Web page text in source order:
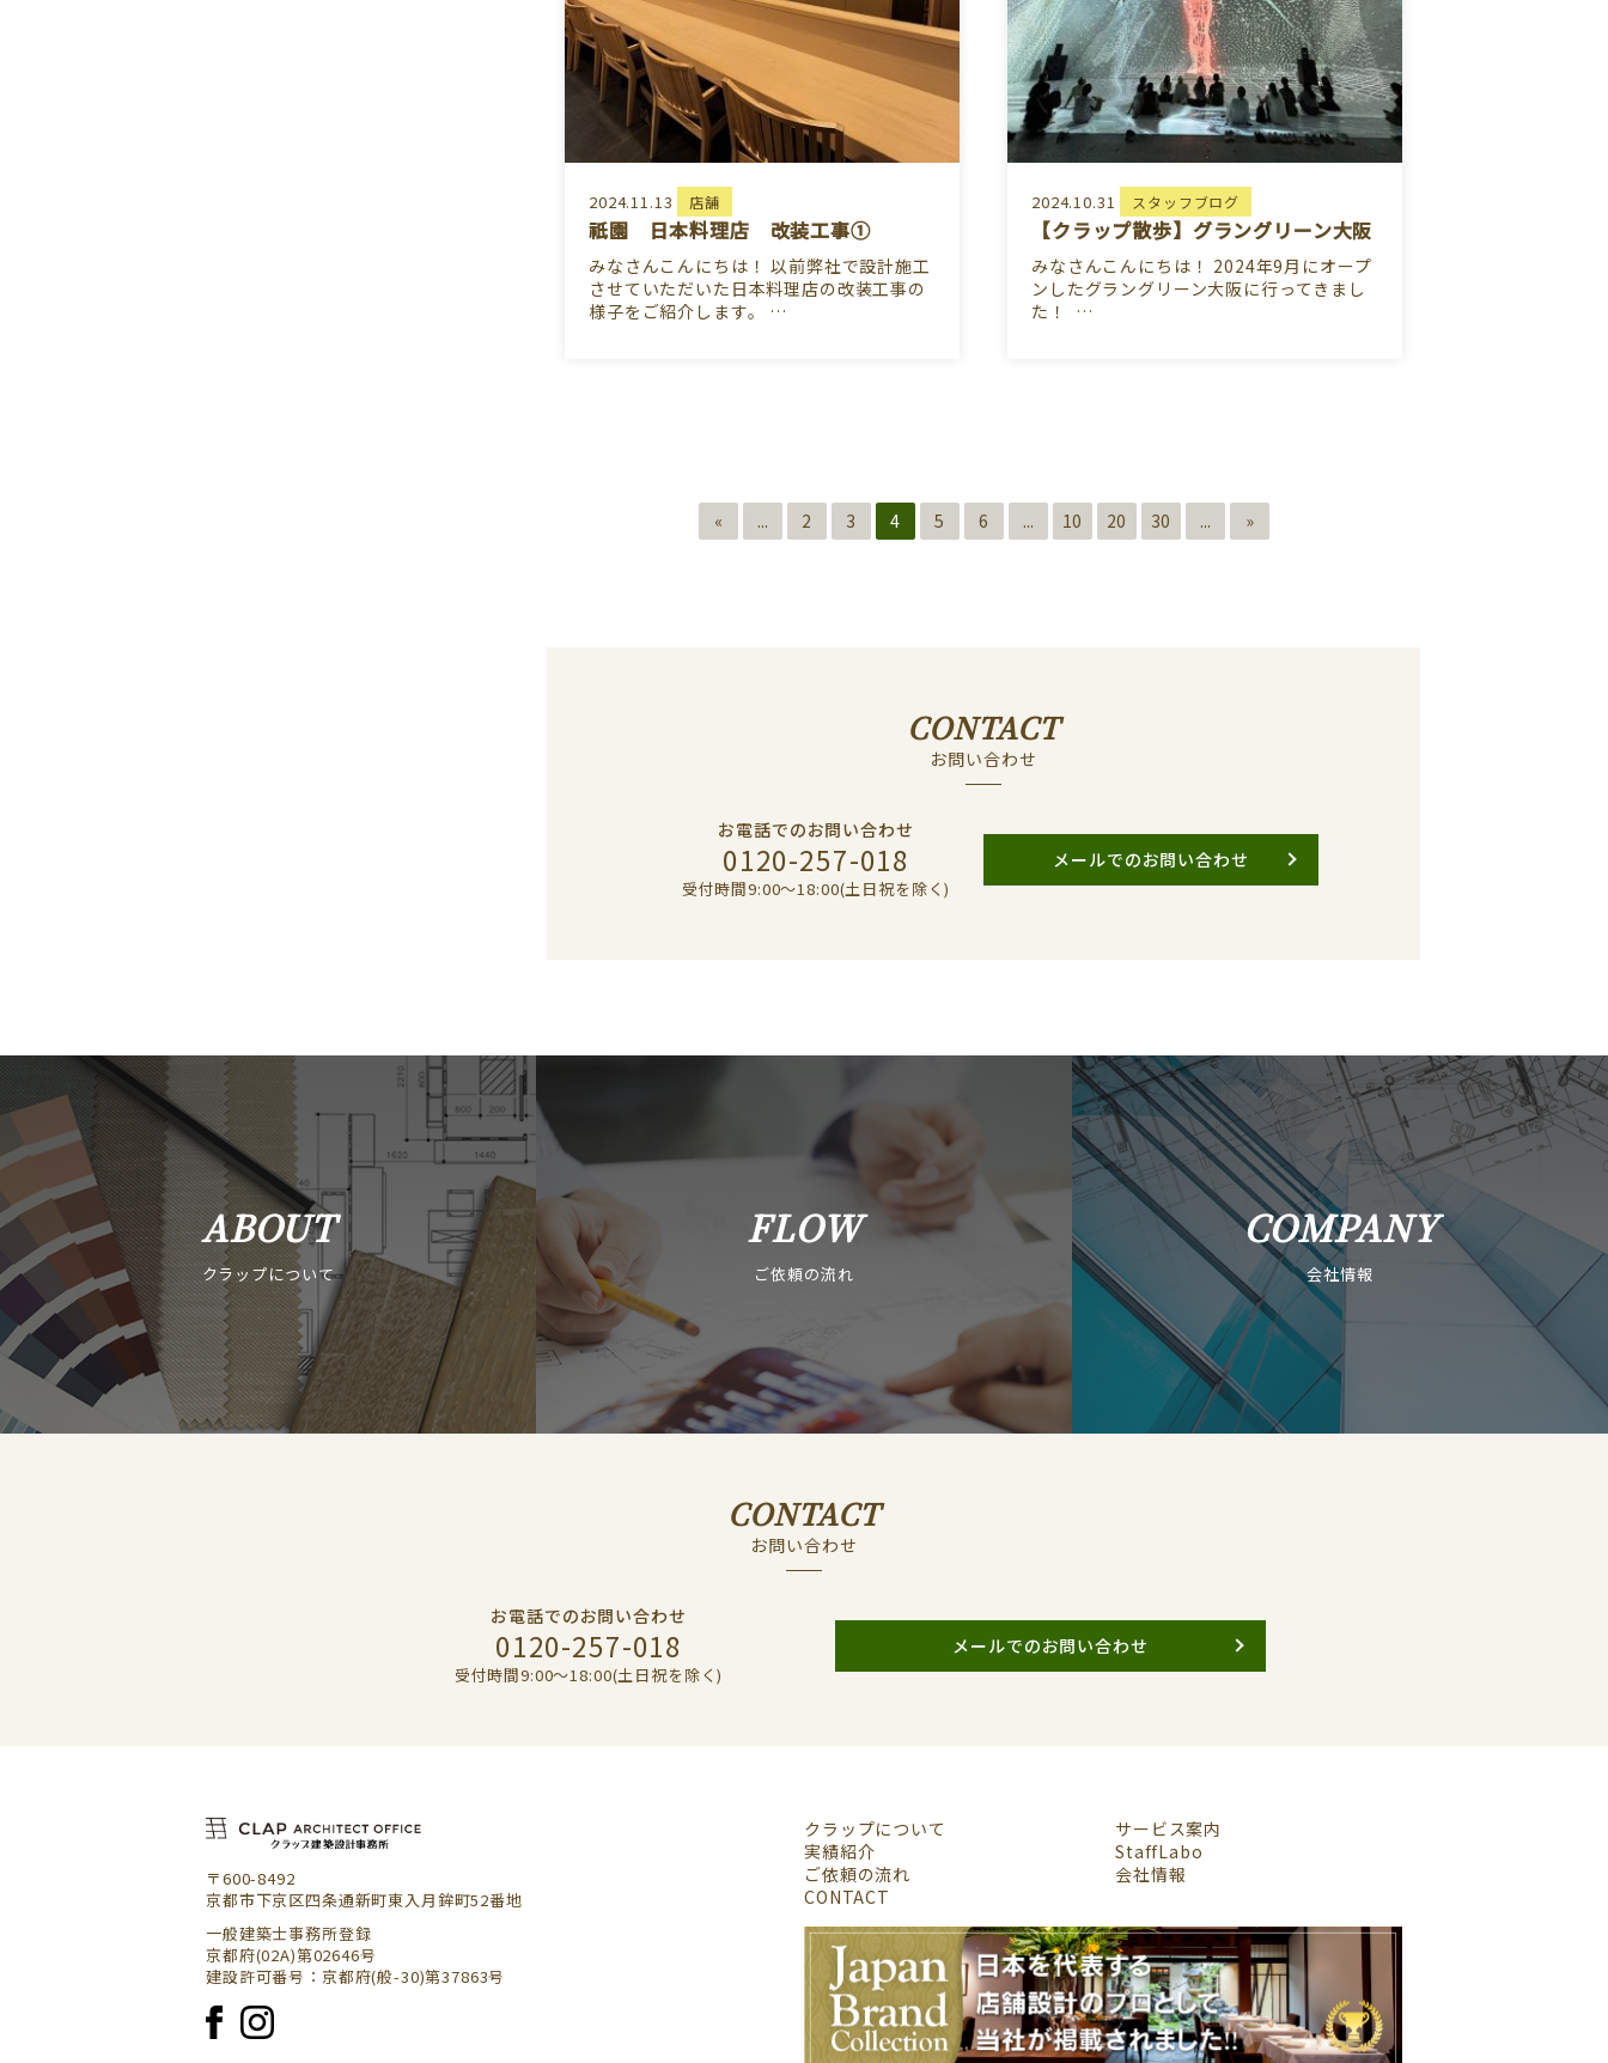
2024.11.13 店舗
祇園 日本料理店 改装工事①
みなさんこんにちは！ 以前弊社で設計施工
させていただいた日本料理店の改装工事の
様子をご紹介します。 …
2024.10.31 スタッフブログ
【クラップ散歩】グラングリーン大阪
みなさんこんにちは！ 2024年9月にオープ
ンしたグラングリーン大阪に行ってきまし
た！ …
« ... 2 3 4 5 6 ... 10 20 30 ... »
CONTACT
お問い合わせ
お電話でのお問い合わせ
0120-257-018
受付時間9:00〜18:00(土日祝を除く)
メールでのお問い合わせ
ABOUT
クラップについて
FLOW
ご依頼の流れ
COMPANY
会社情報
CONTACT
お問い合わせ
お電話でのお問い合わせ
0120-257-018
受付時間9:00〜18:00(土日祝を除く)
メールでのお問い合わせ
〒600-8492
京都市下京区四条通新町東入月鉾町52番地
一般建築士事務所登録
京都府(02A)第02646号
建設許可番号：京都府(般-30)第37863号
クラップについて
サービス案内
実績紹介
StaffLabo
ご依頼の流れ
会社情報
CONTACT